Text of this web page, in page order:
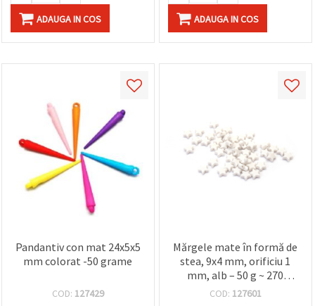
ADAUGA IN COS ADAUGA IN COS
Pandantiv con mat 24x5x5
mm colorat -50 grame
COD: 127429
Mărgele mate în formă de
stea, 9x4 mm, orificiu 1
mm, alb – 50 g ~ 270
bucăți
COD: 127601